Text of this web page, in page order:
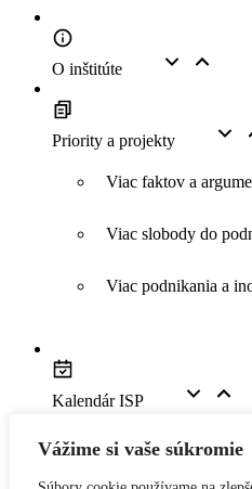
Vážime si vaše súkromie
O inštitúte
Priority a projekty
Viac faktov a
Viac slobody do
Viac podnikania a
Kalendár ISP